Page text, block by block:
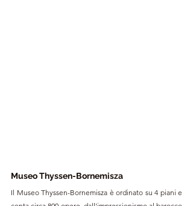
Museo Thyssen-Bornemisza
Il Museo Thyssen-Bornemisza è ordinato su 4 piani e